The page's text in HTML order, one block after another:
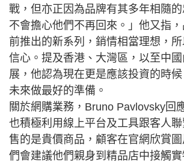
戰，但亦正因為品牌有其多年相隨
不會擔心他們不再回來。」他又指
前推出的新系列，銷情相當理想，
信心。提及香港、大灣區，以至中
展，他認為現在更是應該投資的時
未來做最好的準備。
關於網購業務，Bruno Pavlovsky回
也積極利用線上平台及工具跟客人
售的是貴價商品，顧客在官網欣賞
們會建議他們親身到精品店中接觸